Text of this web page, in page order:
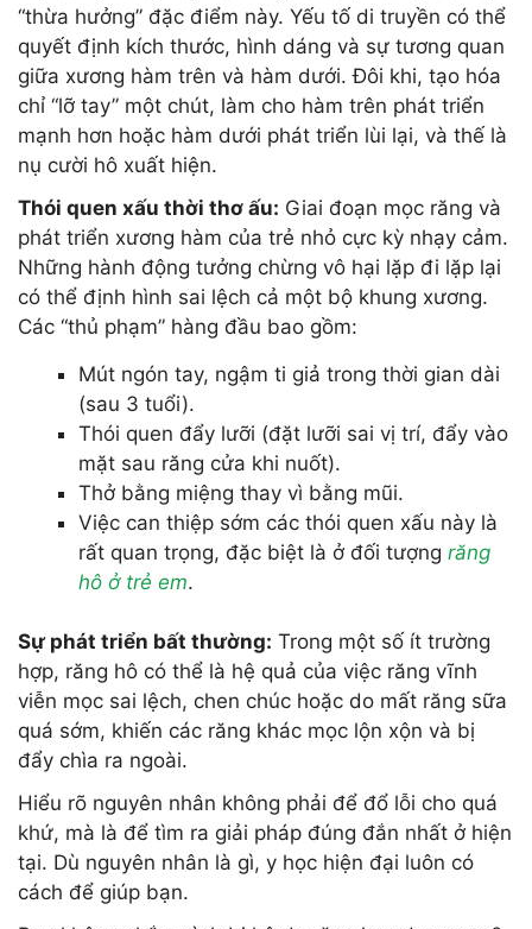
“thừa hưởng” đặc điểm này. Yếu tố di truyền có thể
quyết định kích thước, hình dáng và sự tương quan
giữa xương hàm trên và hàm dưới. Đôi khi, tạo hóa
chỉ “lỡ tay” một chút, làm cho hàm trên phát triển
mạnh hơn hoặc hàm dưới phát triển lùi lại, và thế là
nụ cười hô xuất hiện.
Thói quen xấu thời thơ ấu: Giai đoạn mọc răng và
phát triển xương hàm của trẻ nhỏ cực kỳ nhạy cảm.
Những hành động tưởng chừng vô hại lặp đi lặp lại
có thể định hình sai lệch cả một bộ khung xương.
Các “thủ phạm” hàng đầu bao gồm:
Mút ngón tay, ngậm ti giả trong thời gian dài
(sau 3 tuổi).
Thói quen đẩy lưỡi (đặt lưỡi sai vị trí, đẩy vào
mặt sau răng cửa khi nuốt).
Thở bằng miệng thay vì bằng mũi.
Việc can thiệp sớm các thói quen xấu này là
rất quan trọng, đặc biệt là ở đối tượng răng
hô ở trẻ em.
Sự phát triển bất thường: Trong một số ít trường
hợp, răng hô có thể là hệ quả của việc răng vĩnh
viễn mọc sai lệch, chen chúc hoặc do mất răng sữa
quá sớm, khiến các răng khác mọc lộn xộn và bị
đẩy chìa ra ngoài.
Hiểu rõ nguyên nhân không phải để đổ lỗi cho quá
khứ, mà là để tìm ra giải pháp đúng đắn nhất ở hiện
tại. Dù nguyên nhân là gì, y học hiện đại luôn có
cách để giúp bạn.